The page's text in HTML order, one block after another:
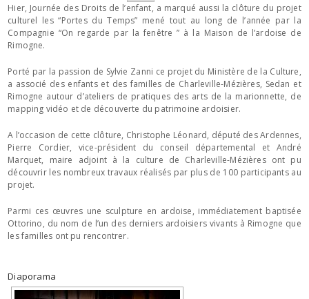
Hier, Journée des Droits de l’enfant, a marqué aussi la clôture du projet
culturel les “Portes du Temps” mené tout au long de l’année par la
Compagnie “On regarde par la fenêtre ” à la Maison de l’ardoise de
Rimogne.
Porté par la passion de Sylvie Zanni ce projet du Ministère de la Culture,
a associé des enfants et des familles de Charleville-Mézières, Sedan et
Rimogne autour d’ateliers de pratiques des arts de la marionnette, de
mapping vidéo et de découverte du patrimoine ardoisier.
A l’occasion de cette clôture, Christophe Léonard, député des Ardennes,
Pierre Cordier, vice-président du conseil départemental et André
Marquet, maire adjoint à la culture de Charleville-Mézières ont pu
découvrir les nombreux travaux réalisés par plus de 100 participants au
projet.
Parmi ces œuvres une sculpture en ardoise, immédiatement baptisée
Ottorino, du nom de l’un des derniers ardoisiers vivants à Rimogne que
les familles ont pu rencontrer.
Diaporama